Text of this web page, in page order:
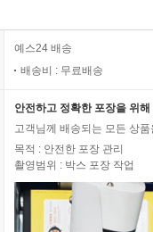
예스24 배송
배송비 : 무료배송
안전하고 정확한 포장을 위
고객님께 배송되는 모든 상
목적 : 안전한 포장 관리
촬영범위 : 박스 포장 작업